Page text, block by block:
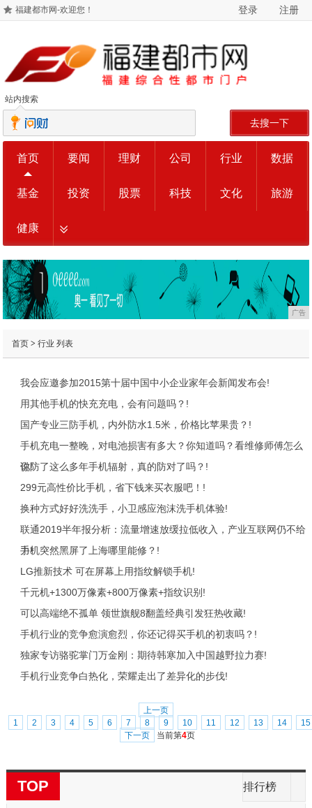
福建都市网-欢迎您！ 登录 注册
站内搜索
去搜一下
首页 要闻 理财 公司 行业 数据
基金 投资 股票 科技 文化 旅游
健康
广告
首页> 行业 列表
我会应邀参加2015第十届中国中小企业家年会新闻发布会!
用其他手机的快充充电，会有问题吗？!
国产专业三防手机，内外防水1.5米，价格比苹果贵？!
手机充电一整晚，对电池损害有多大？你知道吗？看维修师傅怎么
说!
你防了这么多年手机辐射，真的防对了吗？!
299元高性价比手机，省下钱来买衣服吧！!
换种方式好好洗洗手，小卫感应泡沫洗手机体验!
联通2019半年报分析：流量增速放缓拉低收入，产业互联网仍不给
力!
手机突然黑屏了上海哪里能修？!
LG推新技术 可在屏幕上用指纹解锁手机!
千元机+1300万像素+800万像素+指纹识别!
可以高端绝不孤单 领世旗舰8翻盖经典引发狂热收藏!
手机行业的竞争愈演愈烈，你还记得买手机的初衷吗？!
独家专访骆驼掌门万金刚：期待韩寒加入中国越野拉力赛!
手机行业竞争白热化，荣耀走出了差异化的步伐!
上一页
1
2 3 4 5 6 7 8 9 10 11 12 13 14
15
下一页
当前第4页
TOP 排行榜